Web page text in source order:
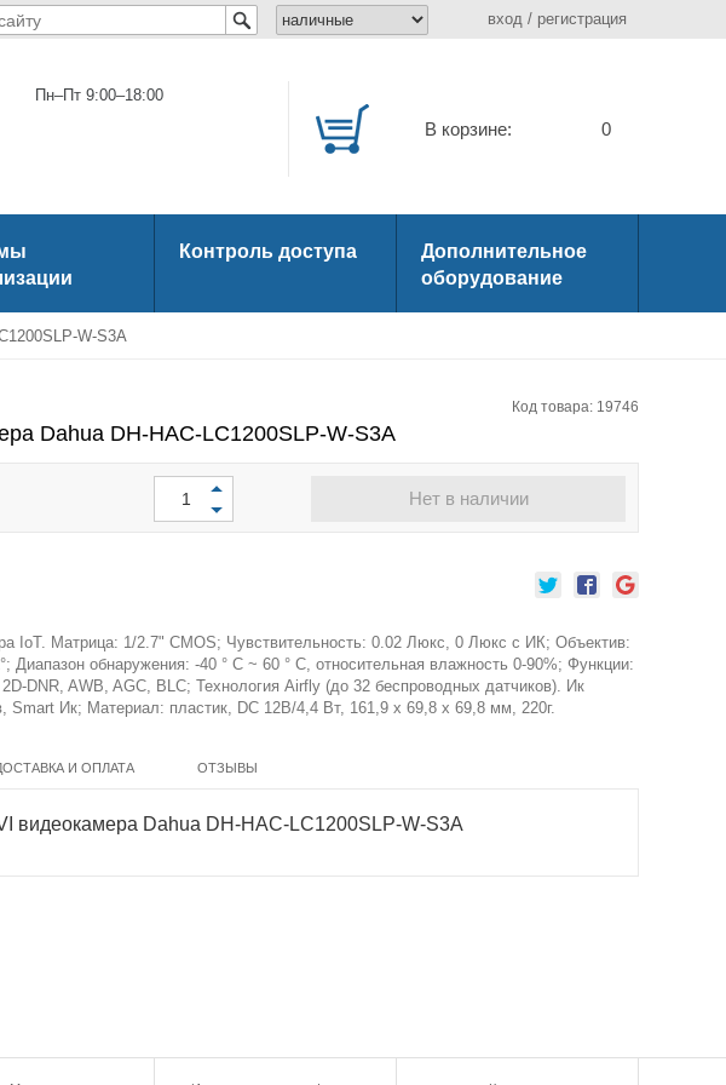
вход / регистрация
Пн–Пт 9:00–18:00
В корзине: 0
Контроль доступа
Дополнительное
оборудование
W-S3A
Код товара: 19746
Dahua DH-HAC-LC1200SLP-W-S3A
Нет в наличии
IoT. Матрица: 1/2.7" CMOS; Чувствительность: 0.02 Люкс, 0 Люкс с ИК; Объектив:
Диапазон обнаружения: -40 ° C ~ 60 ° C, относительная влажность 0-90%; Функции:
DNR, AWB, AGC, BLC; Технология Airfly (до 32 беспроводных датчиков). Ик
Smart Ик; Материал: пластик, DC 12В/4,4 Вт, 161,9 х 69,8 х 69,8 мм, 220г.
И ОПЛАТА ОТЗЫВЫ
видеокамера Dahua DH-HAC-LC1200SLP-W-S3A